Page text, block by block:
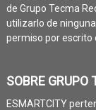
de Grupo Tecma
utilizarlo de
permiso por escrito
SOBRE GRUPO
ESMARTCITY